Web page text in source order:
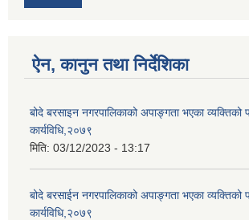
ऐन, कानुन तथा निर्देशिका
बोदे बरसाइन नगरपालिकाको अपाङ्गता भएका व्यक्तिको
कार्यविधि,२०७९
मिति: 03/12/2023 - 13:17
बोदे बरसाईन नगरपालिकाको अपाङ्गता भएका व्यक्तिको
कार्यविधि,२०७९